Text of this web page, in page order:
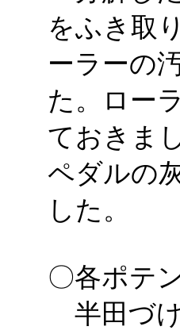
をふき取
ーラーの
た。ロー
ておきま
ペダルの
した。
〇各ポテ
半田づ